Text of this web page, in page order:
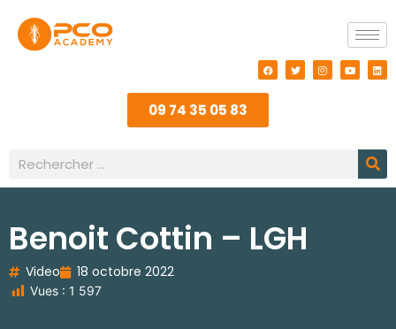
09 74 35 05 83
Benoit Cottin – LGH
Video 18 octobre 2022
Vues : 1 597